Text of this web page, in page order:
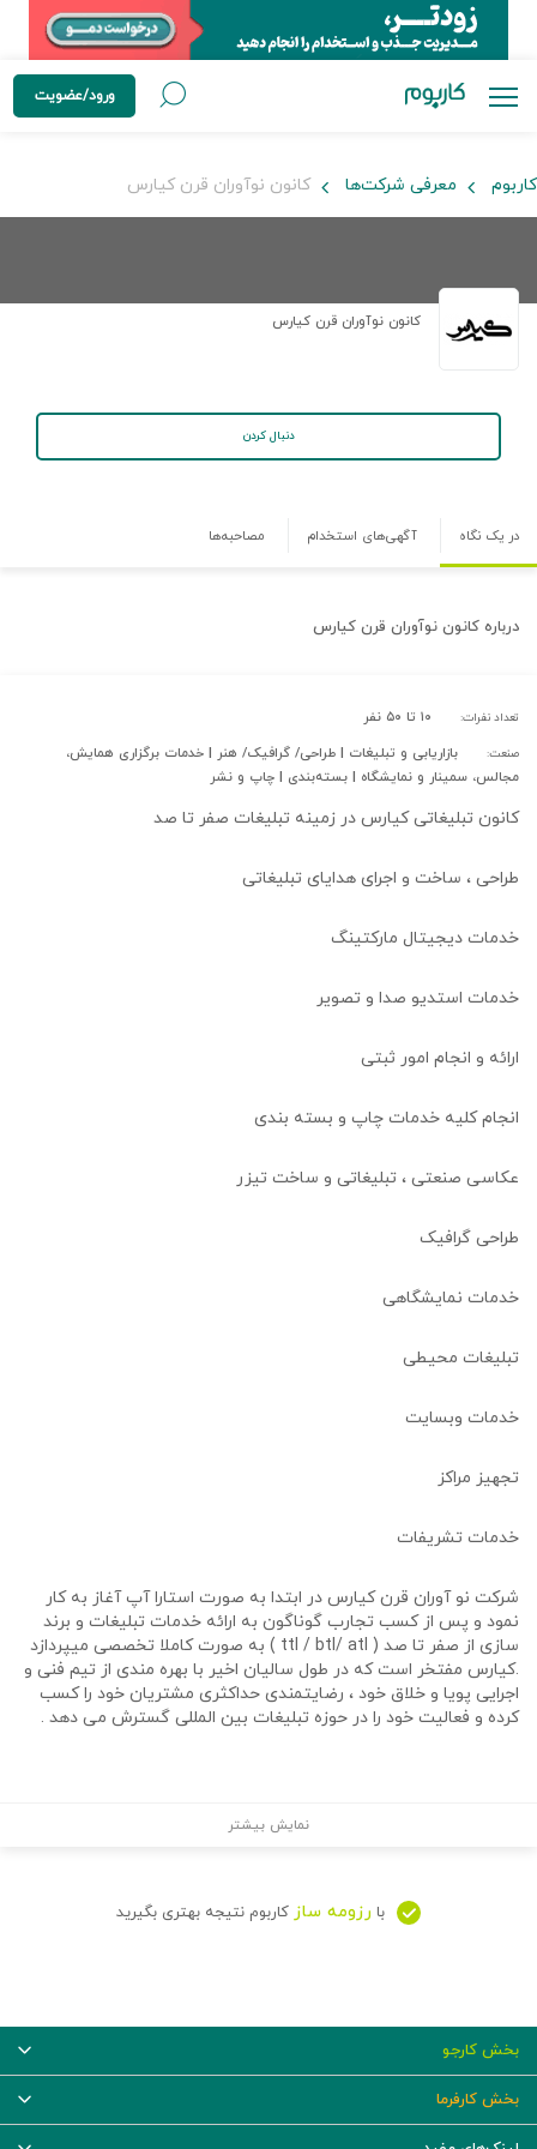
ورود/عضویت
کاربوم معرفی شرکت‌ها کانون نوآوران قرن کیارس
کانون نوآوران قرن کیارس
دنبال کردن
در یک نگاه آگهی‌های استخدام مصاحبه‌ها
درباره کانون نوآوران قرن کیارس
تعداد نفرات: ۱۰ تا ۵۰ نفر
صنعت:
بازاریابی و تبلیغات | طراحی/ گرافیک/ هنر | خدمات برگزاری همایش،
مجالس، سمینار و نمایشگاه | بسته‌بندی | چاپ و نشر
کانون تبلیغاتی کیارس در زمینه تبلیغات صفر تا صد
طراحی ، ساخت و اجرای هدایای تبلیغاتی
خدمات دیجیتال مارکتینگ
خدمات استدیو صدا و تصویر
ارائه و انجام امور ثبتی
انجام کلیه خدمات چاپ و بسته بندی
عکاسی صنعتی ، تبلیغاتی و ساخت تیزر
طراحی گرافیک
خدمات نمایشگاهی
تبلیغات محیطی
خدمات وبسایت
تجهیز مراکز
خدمات تشریفات
شرکت نو آوران قرن کیارس در ابتدا به صورت استارا آپ آغاز به کار
نمود و پس از کسب تجارب گوناگون به ارائه خدمات تبلیغات و برند
سازی از صفر تا صد ( ttl / btl/ atl ) به صورت کاملا تخصصی میپردازد
.کیارس مفتخر است که در طول سالیان اخیر با بهره مندی از تیم فنی و
اجرایی پویا و خلاق خود ، رضایتمندی حداکثری مشتریان خود را کسب
کرده و فعالیت خود را در حوزه تبلیغات بین المللی گسترش می دهد .
نمایش بیشتر
با رزومه ساز کاربوم نتیجه بهتری بگیرید
بخش کارجو
بخش کارفرما